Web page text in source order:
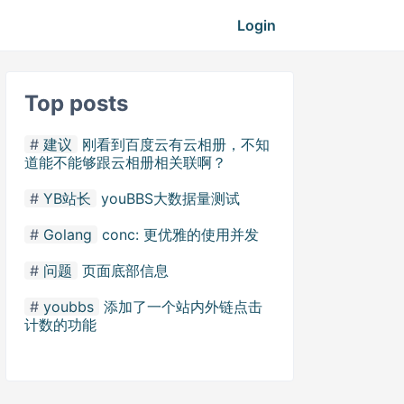
Login
Top posts
建议
刚看到百度云有云相册，不知
道能不能够跟云相册相关联啊？
YB站长 youBBS大数据量测试
Golang conc: 更优雅的使用并发
问题 页面底部信息
youbbs 添加了一个站内外链点击
计数的功能